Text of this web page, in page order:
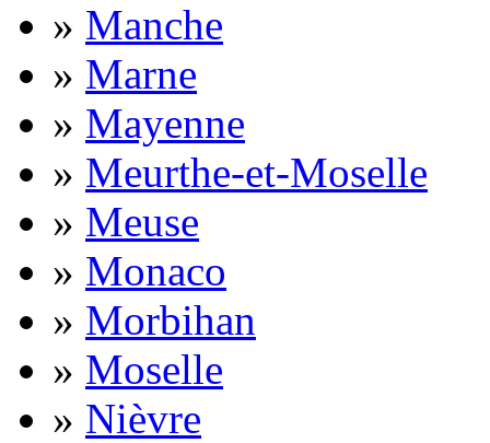
» Manche
» Marne
» Mayenne
» Meurthe-et-Moselle
» Meuse
» Monaco
» Morbihan
» Moselle
» Nièvre